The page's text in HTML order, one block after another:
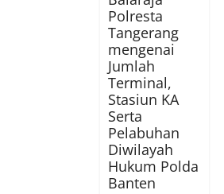
Polresta
Tangerang
mengenai
Jumlah
Terminal,
Stasiun KA
Serta
Pelabuhan
Diwilayah
Hukum Polda
Banten